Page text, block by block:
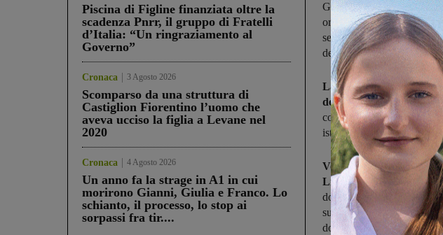
Piscina di Figline finanziata oltre la
scadenza Pnrr, il gruppo di Fratelli
d’Italia: “Un ringraziamento al
Governo”
Cronaca 3 Agosto 2026
Scomparso da una struttura di
Castiglion Fiorentino l’uomo che
aveva ucciso la figlia a Levane nel
2020
Cronaca 4 Agosto 2026
Un anno fa la strage in A1 in cui
morirono Gianni, Giulia e Franco. Lo
schianto, il processo, lo stop ai
sorpassi fra tir....
Giovanni, in
organizza martedì 24 aprile
secondarie di secondo
della Liberazione.
La giornata si aprirà alle
dell’Amministrazione
consiglio comunale,
istruzione, Barbara Fabbri.
Verranno proiettati
Liberazione in Valdarno.
documentario della CNN
successive testimonianze
documentario è stato